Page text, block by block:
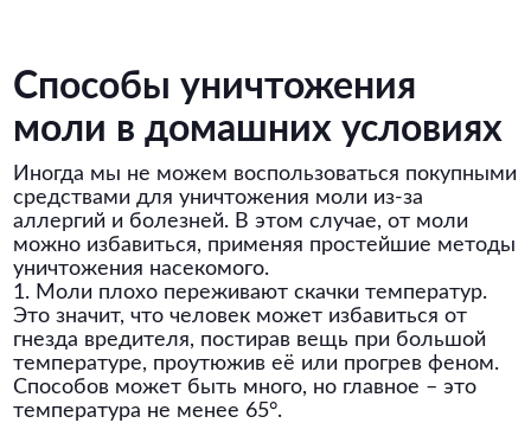
Способы уничтожения
моли в домашних условиях
Иногда мы не можем воспользоваться покупными
средствами для уничтожения моли из-за
аллергий и болезней. В этом случае, от моли
можно избавиться, применяя простейшие методы
уничтожения насекомого.
1. Моли плохо переживают скачки температур.
Это значит, что человек может избавиться от
гнезда вредителя, постирав вещь при большой
температуре, проутюжив её или прогрев феном.
Способов может быть много, но главное – это
температура не менее 65°.